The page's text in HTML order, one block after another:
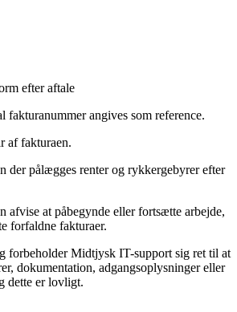
efter aftale
fakturanummer angives som reference.
af fakturaen.
der pålægges renter og rykkergebyrer efter
afvise at påbegynde eller fortsætte arbejde,
forfaldne fakturaer.
forbeholder Midtjysk IT-support sig ret til at
dokumentation, adgangsoplysninger eller
dette er lovligt.